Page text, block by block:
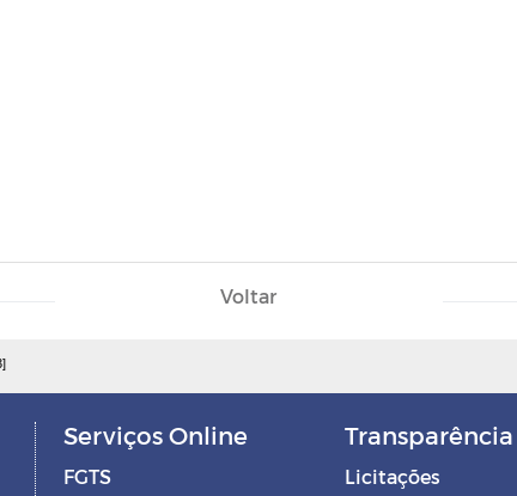
Voltar
Serviços Online
FGTS
Transparência
Licitações